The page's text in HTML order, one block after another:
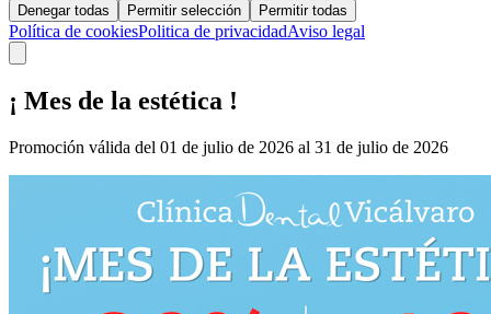
Denegar todas Permitir selección Permitir todas
Política de cookiesPolitica de privacidadAviso legal
¡ Mes de la estética !
Promoción válida del 01 de julio de 2026 al 31 de julio de 2026